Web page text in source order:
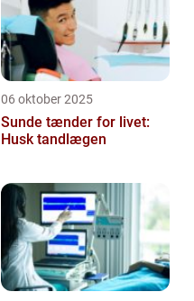
06 oktober 2025
Sunde tænder for livet:
Husk tandlægen